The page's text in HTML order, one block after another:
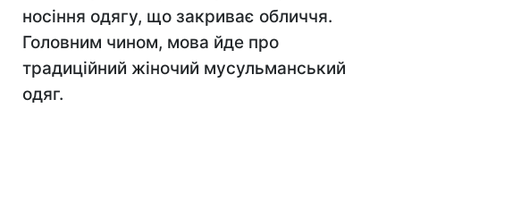
носіння одягу, що закриває обличчя.
Головним чином, мова йде про
традиційний жіночий мусульманський
одяг.